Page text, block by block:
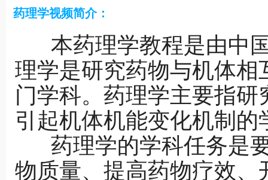
药理学视频简介：
本药理学教程是由中
理学是研究药物与机体
门学科。药理学主要指
引起机体机能变化机制的
药理学的学科任务是
物质量、提高药物疗效